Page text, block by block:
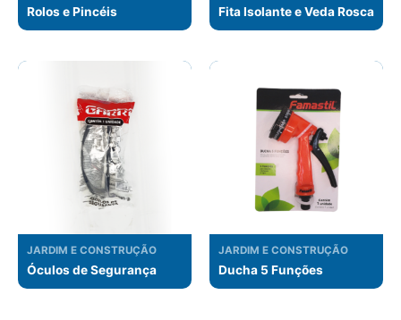
Rolos e Pincéis Fita Isolante e Veda Rosca
JARDIM E CONSTRUÇÃO
Óculos de Segurança
JARDIM E CONSTRUÇÃO
Ducha 5 Funções